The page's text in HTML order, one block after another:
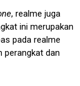
, realme juga
ini merupakan
pada realme
perangkat dan